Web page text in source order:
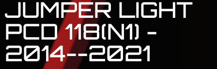
JUMPER LIGHT
PCD 118(N1) -
2014--2021